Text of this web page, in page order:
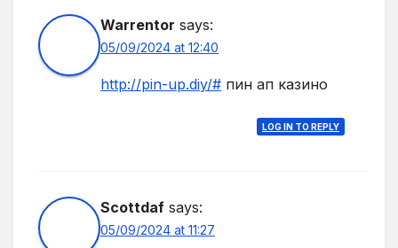
Warrentor says:
05/09/2024 at 12:40
http://pin-up.diy/# пин ап казино
LOG IN TO REPLY
Scottdaf says:
05/09/2024 at 11:27